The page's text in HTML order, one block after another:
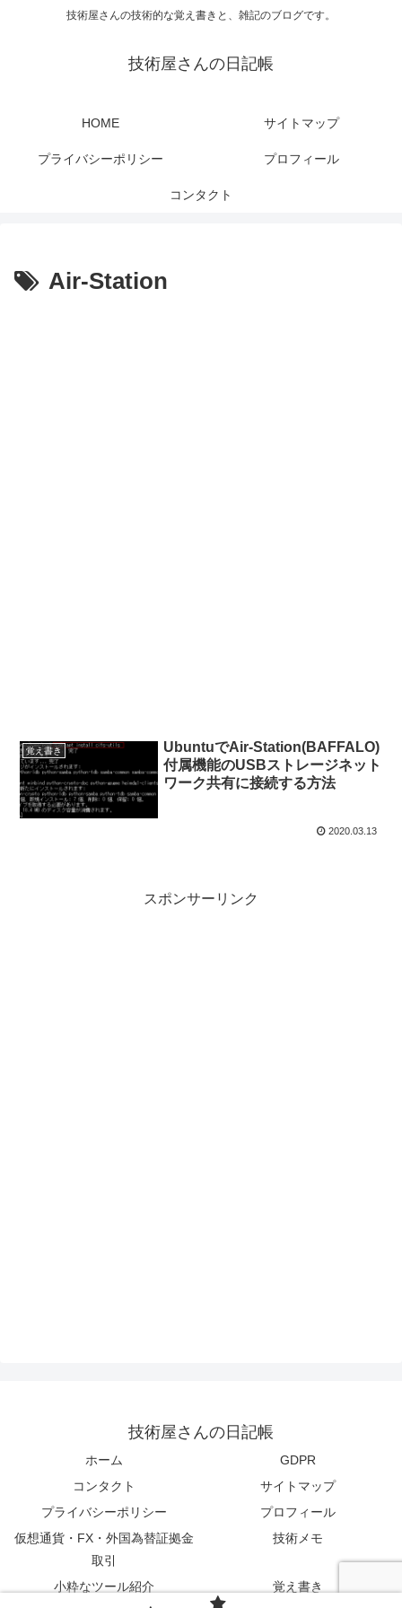
技術屋さんの技術的な覚え書きと、雑記のブログです。
技術屋さんの日記帳
HOME サイトマップ
プライバシーポリシー プロフィール
コンタクト
Air-Station
覚え書き
UbuntuでAir-Station(BAFFALO)
付属機能のUSBストレージネット
ワーク共有に接続する方法
2020.03.13
スポンサーリンク
技術屋さんの日記帳
ホーム
GDPR
コンタクト
サイトマップ
プライバシーポリシー
プロフィール
仮想通貨・FX・外国為替証拠金
取引
技術メモ
小粋なツール紹介
覚え書き